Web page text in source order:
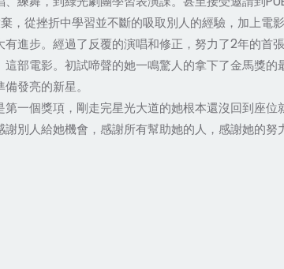
從挫折中學習並不斷的吸取別人的經驗，加上電
進步。經過了反覆的演唱和修正，努力了2年的首張
部電影。初試啼聲的她一鳴驚人的拿下了金馬獎
發亮的新星。
一個獎項，剛走完星光大道的她根本還沒回到座位
別人給她機會，感謝所有幫助她的人，感謝她的努